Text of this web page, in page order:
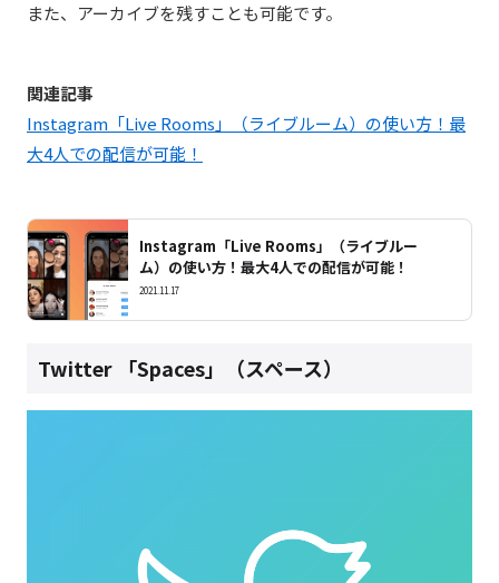
また、アーカイブを残すことも可能です。
関連記事
Instagram「Live Rooms」（ライブルーム）の使い方！最
大4人での配信が可能！
Instagram「Live Rooms」（ライブルー
ム）の使い方！最大4人での配信が可能！
2021.11.17
Twitter 「Spaces」（スペース）